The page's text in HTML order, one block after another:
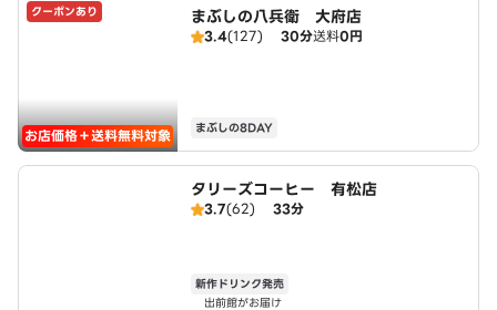
クーポンあり
お店価格＋送料無料対象
まぶしの八兵衛 大府店
3.4(127) 30分送料0円
まぶしの8DAY
タリーズコーヒー 有松店
3.7(62) 33分
新作ドリンク発売
出前館がお届け